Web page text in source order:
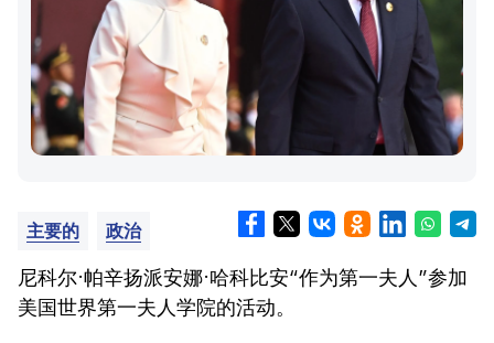
主要的 政治
尼科尔·帕辛扬派安娜·哈科比安“作为第一夫人”参加
美国世界第一夫人学院的活动。